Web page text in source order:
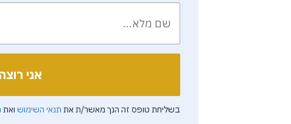
בשליחת טופס זה הנך מאשר/ת את תנאי השימוש ואת